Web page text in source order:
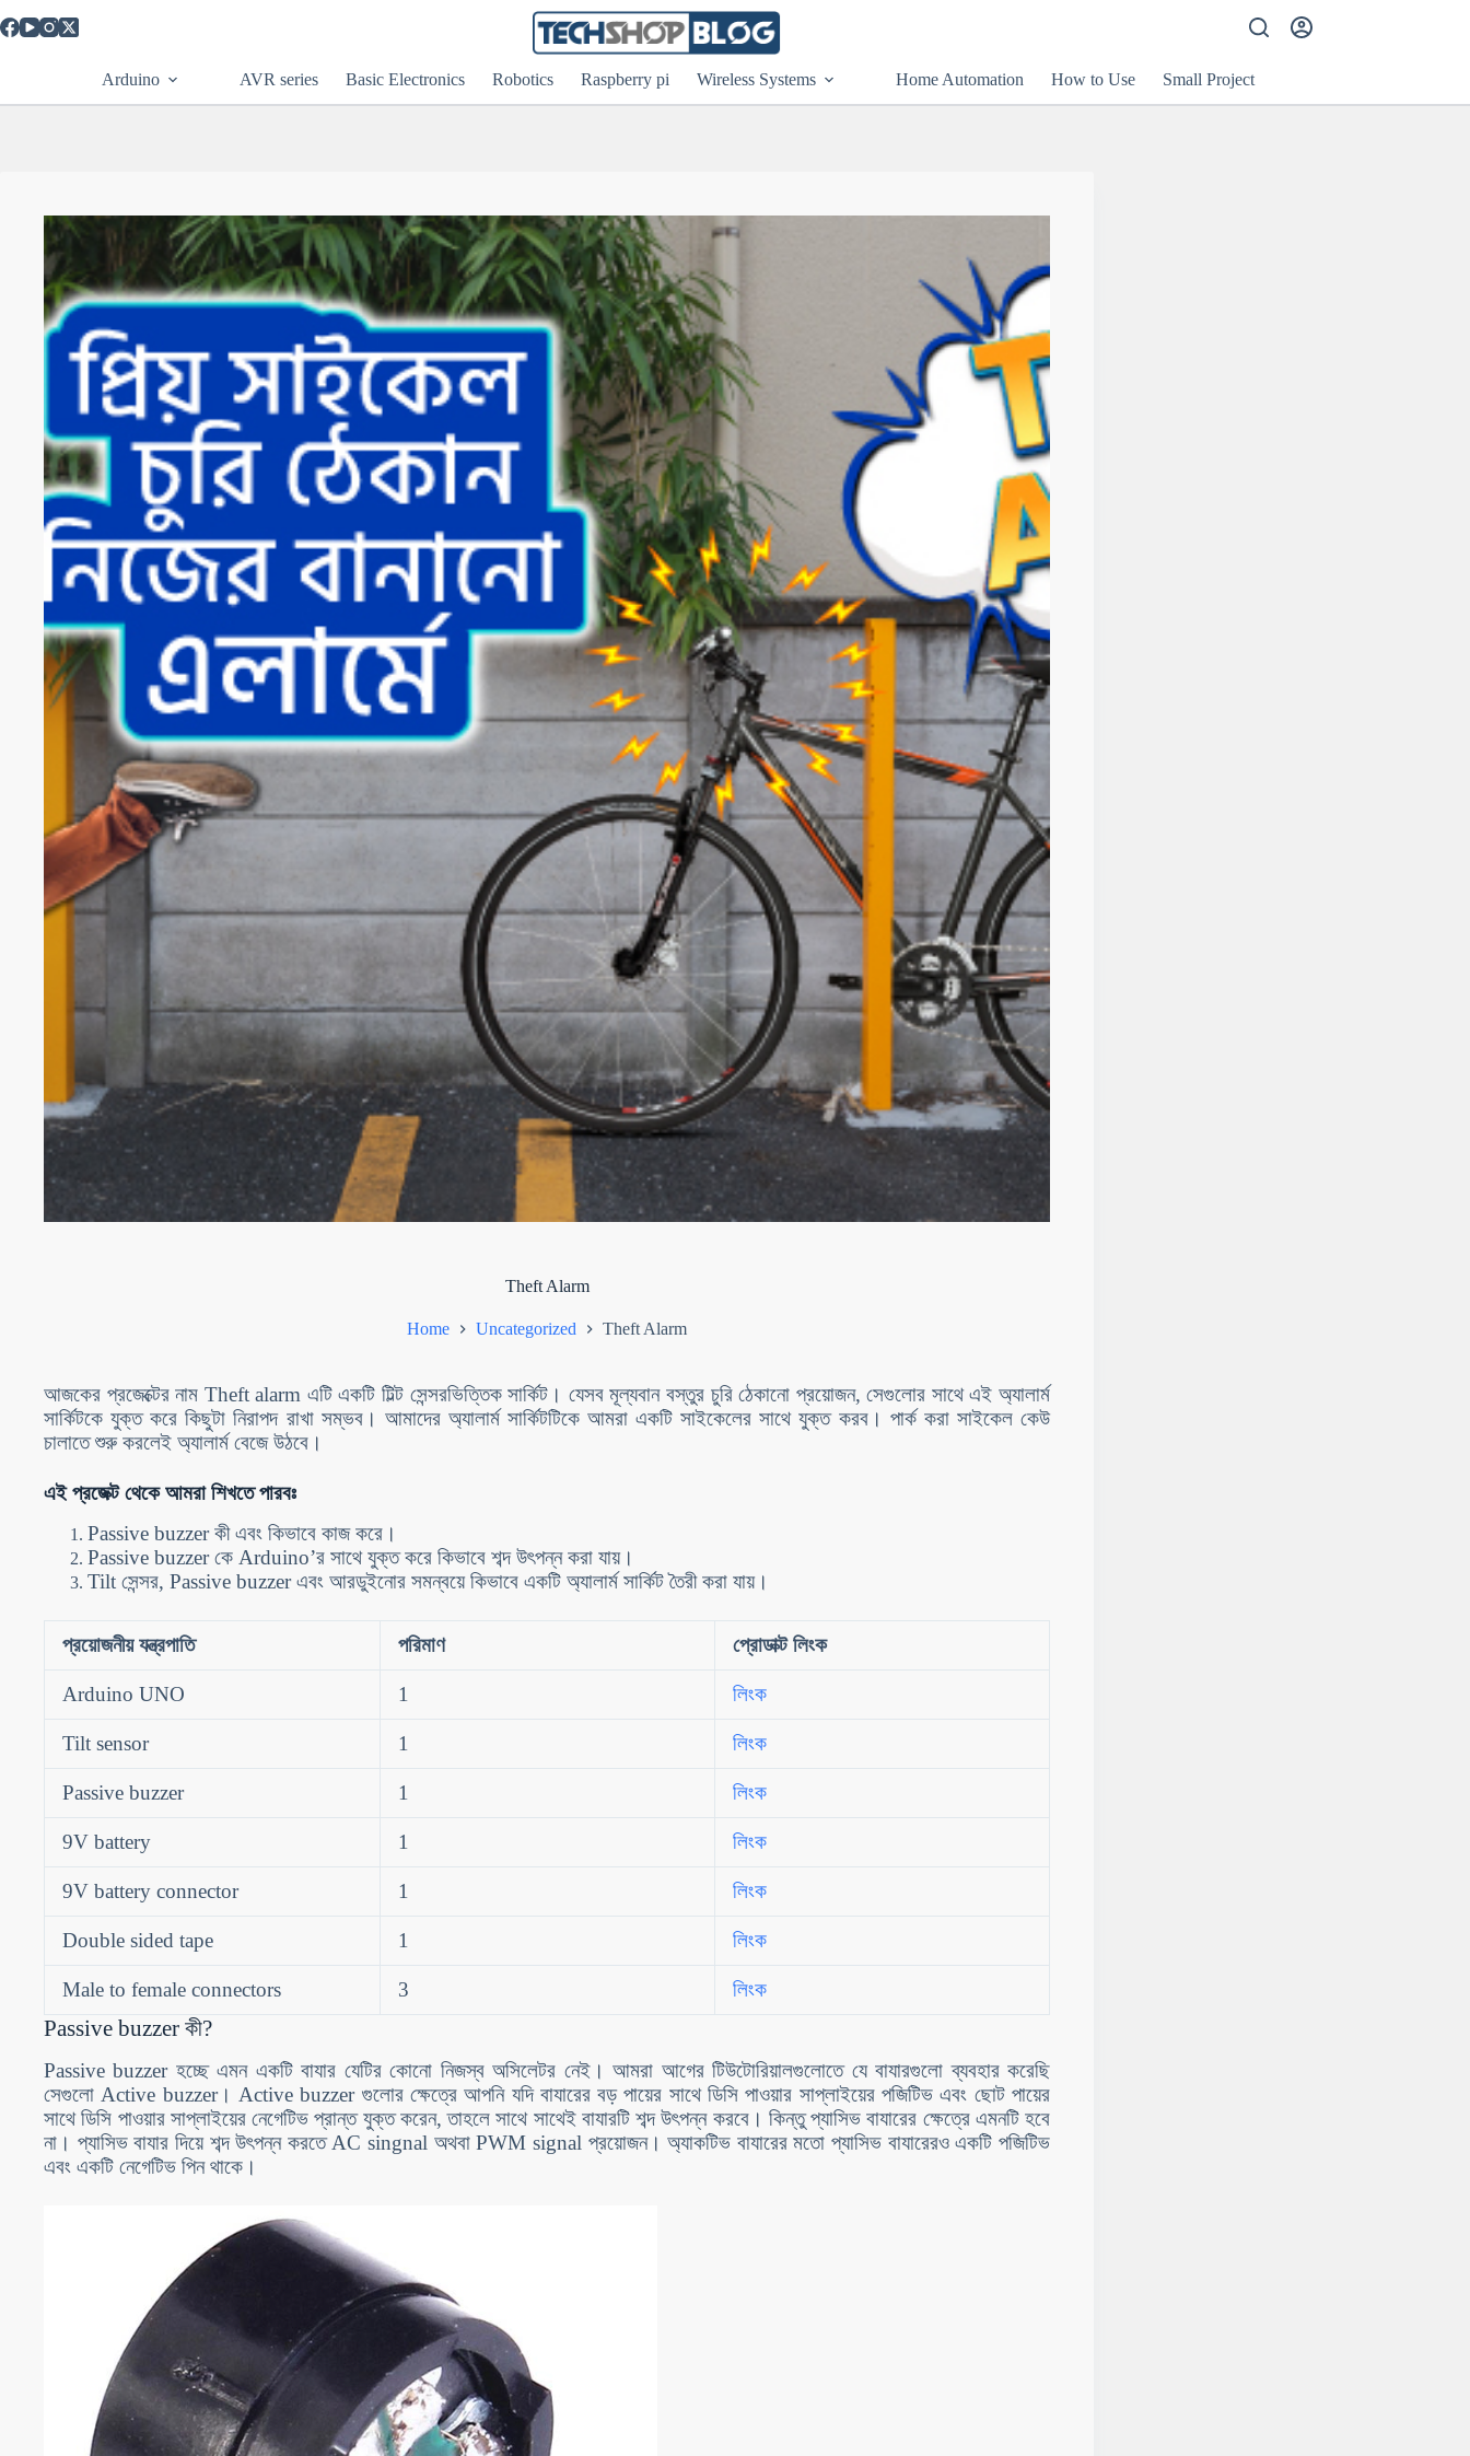
to
Arduino
AVR series Basic Electronics Robotics Raspberry pi Wireless Systems Home Automation How to Use Small Project
Theft Alarm
Home Uncategorized Theft Alarm
আজকের প্রজেক্টের নাম Theft alarm এটি একটি টিল্ট সেন্সরভিত্তিক সার্কিট। যেসব মূল্যবান বস্তুর চুরি ঠেকানো প্রয়োজন, সেগুলোর সাথে এই অ্যালার্ম
সার্কিটকে যুক্ত করে কিছুটা নিরাপদ রাখা সম্ভব। আমাদের অ্যালার্ম সার্কিটটিকে আমরা একটি সাইকেলের সাথে যুক্ত করব। পার্ক করা সাইকেল কেউ
চালাতে শুরু করলেই অ্যালার্ম বেজে উঠবে।
এই প্রজেক্ট থেকে আমরা শিখতে পারবঃ
Passive buzzer কী এবং কিভাবে কাজ করে।
Passive buzzer কে Arduino’র সাথে যুক্ত করে কিভাবে শব্দ উৎপন্ন করা যায়।
Tilt সেন্সর, Passive buzzer এবং আরডুইনোর সমন্বয়ে কিভাবে একটি অ্যালার্ম সার্কিট তৈরী করা যায়।
প্রয়োজনীয় যন্ত্রপাতি পরিমাণ প্রোডাক্ট লিংক
Arduino UNO 1 লিংক
Tilt sensor 1 লিংক
Passive buzzer 1 লিংক
9V battery 1 লিংক
9V battery connector 1 লিংক
Double sided tape 1 লিংক
Male to female connectors 3 লিংক
Passive buzzer কী?
Passive buzzer হচ্ছে এমন একটি বাযার যেটির কোনো নিজস্ব অসিলেটর নেই। আমরা আগের টিউটোরিয়ালগুলোতে যে বাযারগুলো ব্যবহার করেছি
সেগুলো Active buzzer। Active buzzer গুলোর ক্ষেত্রে আপনি যদি বাযারের বড় পায়ের সাথে ডিসি পাওয়ার সাপ্লাইয়ের পজিটিভ এবং ছোট পায়ের
সাথে ডিসি পাওয়ার সাপ্লাইয়ের নেগেটিভ প্রান্ত যুক্ত করেন, তাহলে সাথে সাথেই বাযারটি শব্দ উৎপন্ন করবে। কিন্তু প্যাসিভ বাযারের ক্ষেত্রে এমনটি হবে
না। প্যাসিভ বাযার দিয়ে শব্দ উৎপন্ন করতে AC singnal অথবা PWM signal প্রয়োজন। অ্যাকটিভ বাযারের মতো প্যাসিভ বাযারেরও একটি পজিটিভ
এবং একটি নেগেটিভ পিন থাকে।